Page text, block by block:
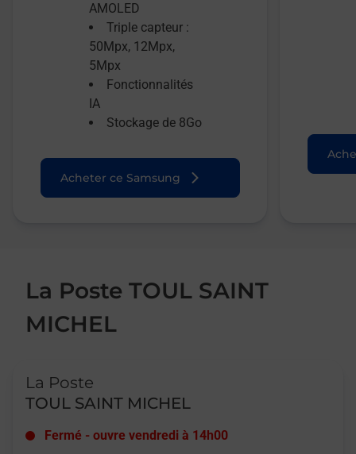
AMOLED
Triple capteur :
50Mpx, 12Mpx,
5Mpx
Fonctionnalités
IA
Stockage de 8Go
Acheter ce Samsung
La Poste TOUL SAINT
MICHEL
La Poste
TOUL SAINT MICHEL
Fermé - ouvre vendredi à 14h00